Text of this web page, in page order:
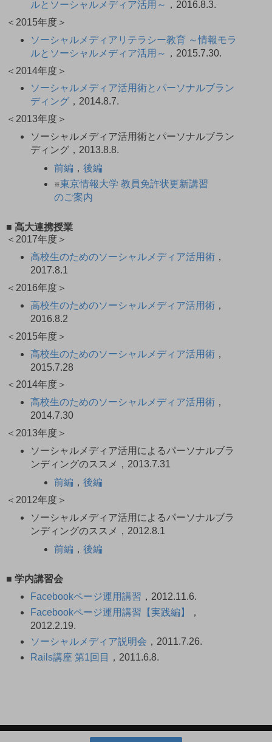
ルとソーシャルメディア活用～ ，2016.8.3.
＜2015年度＞
ソーシャルメディアリテラシー教育 ～情報モラ
ルとソーシャルメディア活用～ ，2015.7.30.
＜2014年度＞
ソーシャルメディア活用術とパーソナルブラン
ディング，2014.8.7.
＜2013年度＞
ソーシャルメディア活用術とパーソナルブラン
ディング，2013.8.8.
前編 ，後編
※東京情報大学 教員免許状更新講習
のご案内
■ 高大連携授業
＜2017年度＞
高校生のためのソーシャルメディア活用術，
2017.8.1
＜2016年度＞
高校生のためのソーシャルメディア活用術，
2016.8.2
＜2015年度＞
高校生のためのソーシャルメディア活用術，
2015.7.28
＜2014年度＞
高校生のためのソーシャルメディア活用術，
2014.7.30
＜2013年度＞
ソーシャルメディア活用によるパーソナルブラ
ンディングのススメ，2013.7.31
前編 ，後編
＜2012年度＞
ソーシャルメディア活用によるパーソナルブラ
ンディングのススメ，2012.8.1
前編 ，後編
■ 学内講習会
Facebookページ運用講習 ，2012.11.6.
Facebookページ運用講習【実践編】
，
2012.2.19.
ソーシャルメディア説明会 ，2011.7.26.
Rails講座 第1回目
，2011.6.8.